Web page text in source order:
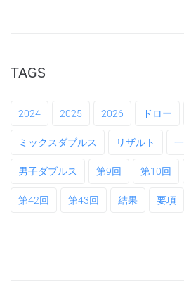
TAGS
2024 2025 2026 ドロー
ミックスダブルス リザルト
男子ダブルス 第9回 第10回
第42回 第43回 結果 要項